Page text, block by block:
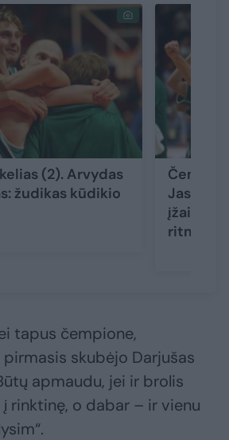
(2). Arvydas
žudikas kūdikio
ritmą
tapus čempione,
skubėjo Darjušas
apmaudu, jei ir brolis
rinktinę, o dabar – ir vienu